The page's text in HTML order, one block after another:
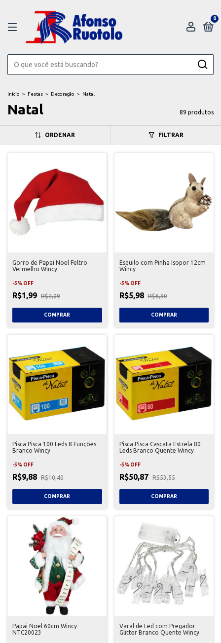
0
Início > Festas > Decoração > Natal
Natal 89 produtos
ORDENAR FILTRAR
Gorro de Papai Noel Feltro
Vermelho Wincy
-5% OFF
R$1,99 R$2,09
Esquilo com Pinha Isopor 12cm
Wincy
-5% OFF
R$5,98 R$6,30
Pisca Pisca 100 Leds 8 Funções
Branco Wincy
-5% OFF
R$9,88 R$10,40
Pisca Pisca Cascata Estrela 80
Leds Branco Quente Wincy
-5% OFF
R$50,87 R$53,55
Papai Noel 60cm Wincy
NTC20023
Varal de Led com Pregador
Glitter Branco Quente Wincy